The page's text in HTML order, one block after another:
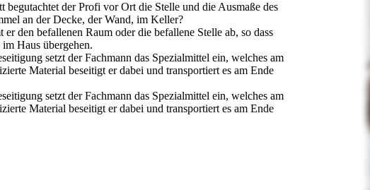
begutachtet der Profi vor Ort die Stelle und die Ausmaße des
an der Decke, der Wand, im Keller?
den befallenen Raum oder die befallene Stelle ab, so dass
Haus übergehen.
setzt der Fachmann das Spezialmittel ein, welches am
Material beseitigt er dabei und transportiert es am Ende
setzt der Fachmann das Spezialmittel ein, welches am
Material beseitigt er dabei und transportiert es am Ende